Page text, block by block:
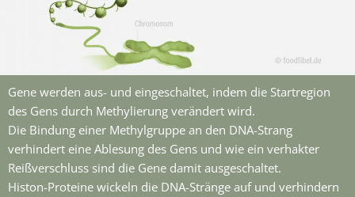
Gene werden aus- und eingeschaltet, indem die Startregion
des Gens durch Methylierung verändert wird.
Die Bindung einer Methylgruppe an den DNA-Strang
verhindert eine Ablesung des Gens und wie ein verhakter
Reißverschluss sind die Gene damit ausgeschaltet.
Histon-Proteine wickeln die DNA-Stränge auf und verhindern